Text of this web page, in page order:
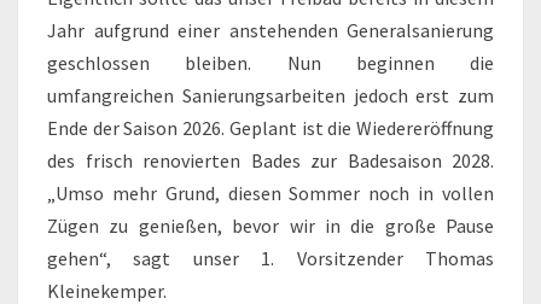
Jahr aufgrund einer anstehenden Generalsanierung
geschlossen bleiben. Nun beginnen die
umfangreichen Sanierungsarbeiten jedoch erst zum
Ende der Saison 2026. Geplant ist die Wiedereröffnung
des frisch renovierten Bades zur Badesaison 2028.
„Umso mehr Grund, diesen Sommer noch in vollen
Zügen zu genießen, bevor wir in die große Pause
gehen“, sagt unser 1. Vorsitzender Thomas
Kleinekemper.